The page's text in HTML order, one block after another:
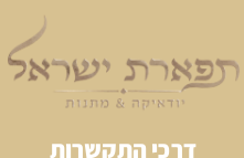
דרכי התקשרות